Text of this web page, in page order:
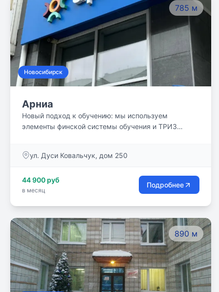
обучению.
785 м
Новосибирск
Арниа
Новый подход к обучению: мы используем
элементы финской системы обучения и ТРИЗ
сохраняем радость от обучения и развиваем
ул. Дуси Ковальчук, дом 250
44 900 руб
в месяц
Подробнее
890 м